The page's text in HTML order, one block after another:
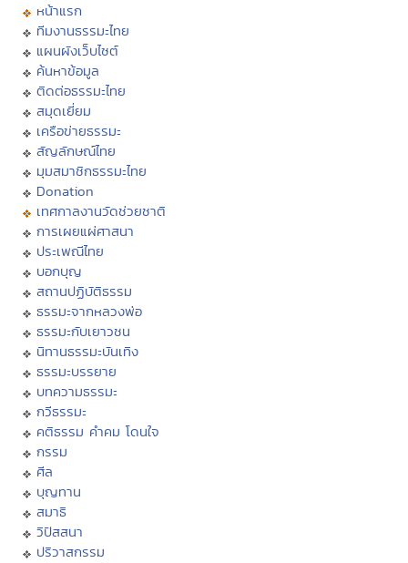
หน้าแรก
ทีมงานธรรมะไทย
แผนผังเว็บไซต์
ค้นหาข้อมูล
ติดต่อธรรมะไทย
สมุดเยี่ยม
เครือข่ายธรรมะ
สัญลักษณ์ไทย
มุมสมาชิกธรรมะไทย
Donation
เทศกาลงานวัดช่วยชาติ
การเผยแผ่ศาสนา
ประเพณีไทย
บอกบุญ
สถานปฏิบัติธรรม
ธรรมะจากหลวงพ่อ
ธรรมะกับเยาวชน
นิทานธรรมะบันเทิง
ธรรมะบรรยาย
บทความธรรมะ
กวีธรรมะ
คติธรรม คำคม โดนใจ
กรรม
ศีล
บุญทาน
สมาธิ
วิปัสสนา
ปริวาสกรรม